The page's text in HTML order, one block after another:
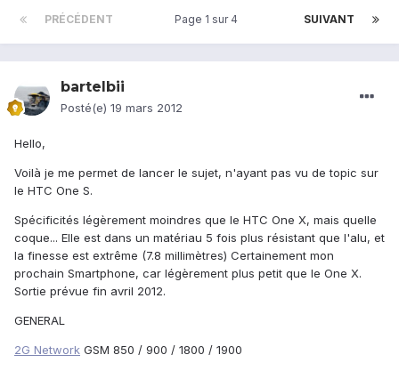
PRÉCÉDENT SUIVANT
Page 1 sur 4
bartelbii
Posté(e) 19 mars 2012
Hello,
Voilà je me permet de lancer le sujet, n'ayant pas vu de topic sur
le HTC One S.
Spécificités légèrement moindres que le HTC One X, mais quelle
coque... Elle est dans un matériau 5 fois plus résistant que l'alu, et
la finesse est extrême (7.8 millimètres) Certainement mon
prochain Smartphone, car légèrement plus petit que le One X.
Sortie prévue fin avril 2012.
GENERAL
2G Network GSM 850 / 900 / 1800 / 1900